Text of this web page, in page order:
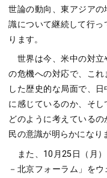
世論の動向、東アジア
識について継続して行
ります。
世界は今、米中の対立
の危機への対応で、こ
した歴史的な局面で、
に感じているのか、そし
どのように考えている
民の意識が明らかになり
また、10月25日（月
－北京フォーラム」を